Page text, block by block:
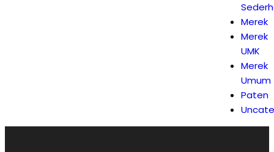
Merek
Merek
UMK
Merek
Umum
Paten